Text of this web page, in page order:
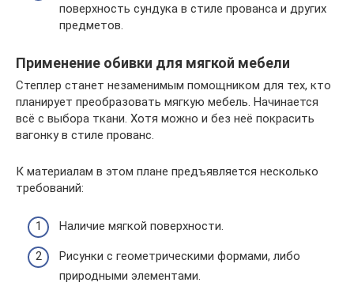
поверхность сундука в стиле прованса и других
предметов.
Применение обивки для мягкой мебели
Степлер станет незаменимым помощником для тех, кто
планирует преобразовать мягкую мебель. Начинается
всё с выбора ткани. Хотя можно и без неё покрасить
вагонку в стиле прованс.
К материалам в этом плане предъявляется несколько
требований:
Наличие мягкой поверхности.
Рисунки с геометрическими формами, либо
природными элементами.